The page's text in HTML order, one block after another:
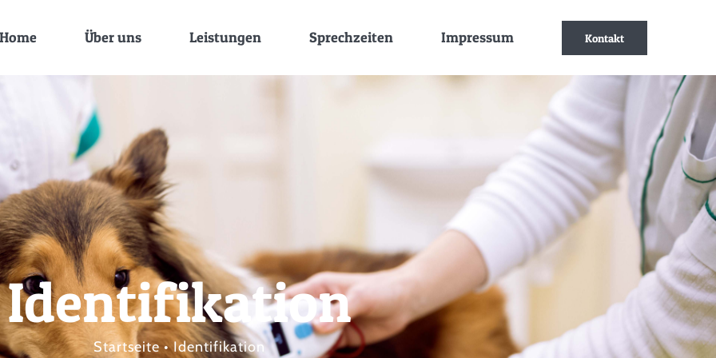
Home Über uns Leistungen Sprechzeiten Impressum Kontakt
Identifikation
Startseite Identifikation